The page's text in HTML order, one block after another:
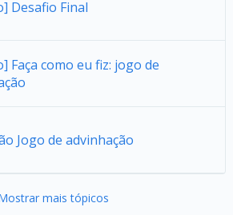
Desafio Final
Faça como eu fiz: jogo de
Jogo de advinhação
mais tópicos